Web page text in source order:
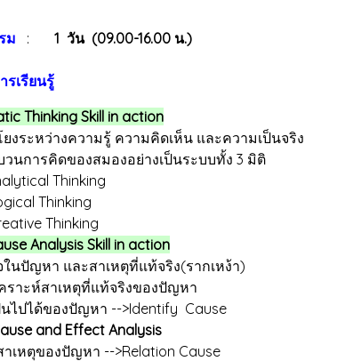
ม : 1 วัน (09.00-16.00 น.)
รเรียนรู้
Thinking Skill in action
ระหว่างความรู้ ความคิดเห็น และความเป็นจริง
การคิดของสมองอย่างเป็นระบบทั้ง 3 มิติ
Thinking
Thinking
Thinking
Analysis Skill in action
นปัญหา และสาเหตุที่แท้จริง(รากเหง้า)
ราะห์สาเหตุที่แท้จริงของปัญหา
นไปได้ของปัญหา -->Identify Cause
and Effect Analysis
เหตุของปัญหา -->Relation Cause